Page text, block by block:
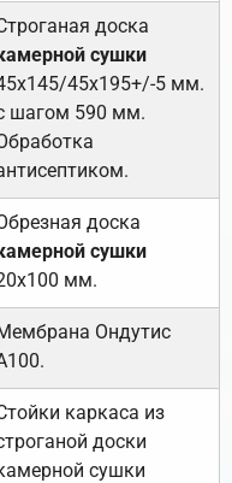
доска
сушки
45х195+/-5 мм.
шагом 590 мм.
доска
сушки
мм.
Ондутис
каркаса из
доски
сушки